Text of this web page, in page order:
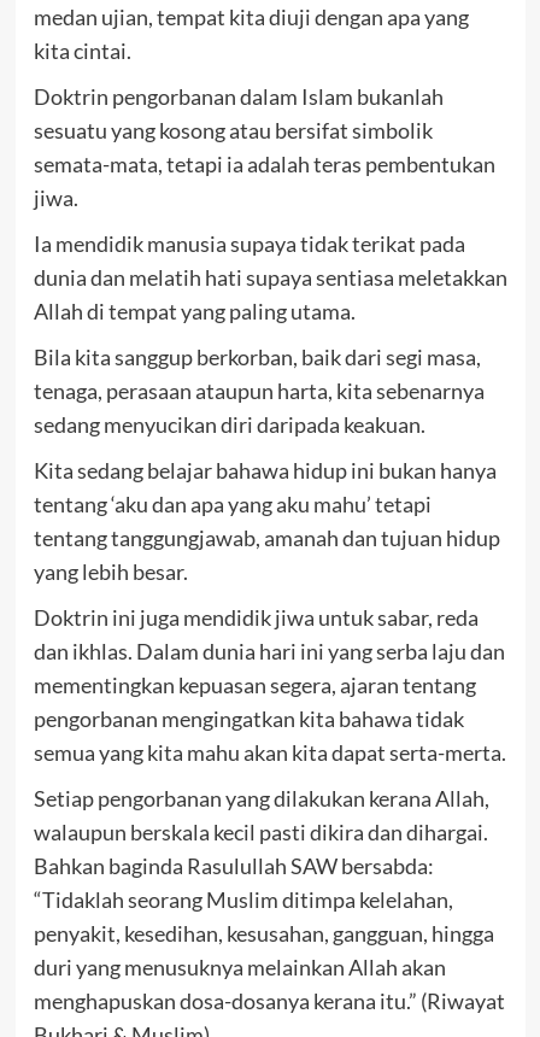
medan ujian, tempat kita diuji dengan apa yang
kita cintai.
Doktrin pengorbanan dalam Islam bukanlah
sesuatu yang kosong atau bersifat simbolik
semata-mata, tetapi ia adalah teras pembentukan
jiwa.
Ia mendidik manusia supaya tidak terikat pada
dunia dan melatih hati supaya sentiasa meletakkan
Allah di tempat yang paling utama.
Bila kita sanggup berkorban, baik dari segi masa,
tenaga, perasaan ataupun harta, kita sebenarnya
sedang menyucikan diri daripada keakuan.
Kita sedang belajar bahawa hidup ini bukan hanya
tentang ‘aku dan apa yang aku mahu’ tetapi
tentang tanggungjawab, amanah dan tujuan hidup
yang lebih besar.
Doktrin ini juga mendidik jiwa untuk sabar, reda
dan ikhlas. Dalam dunia hari ini yang serba laju dan
mementingkan kepuasan segera, ajaran tentang
pengorbanan mengingatkan kita bahawa tidak
semua yang kita mahu akan kita dapat serta-merta.
Setiap pengorbanan yang dilakukan kerana Allah,
walaupun berskala kecil pasti dikira dan dihargai.
Bahkan baginda Rasulullah SAW bersabda:
“Tidaklah seorang Muslim ditimpa kelelahan,
penyakit, kesedihan, kesusahan, gangguan, hingga
duri yang menusuknya melainkan Allah akan
menghapuskan dosa-dosanya kerana itu.” (Riwayat